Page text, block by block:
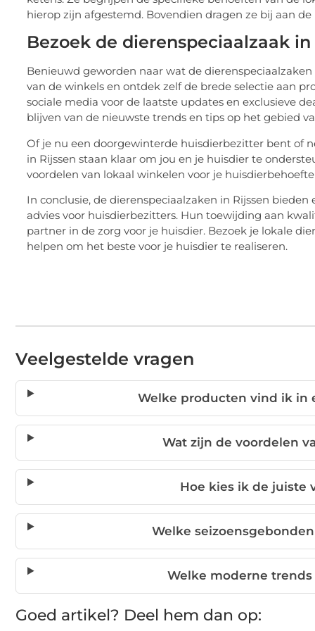
hierop zijn afgestemd. Bovendien dragen ze bij aan
Bezoek de dierenspeciaalzaak in
Benieuwd geworden naar wat de
van de winkels en ontdek zelf de brede selectie aan
sociale media voor de laatste updates en exclusieve
blijven van de nieuwste trends en tips op het gebied
Of je nu een doorgewinterde huisdierbezitter bent of
in Rijssen staan klaar om jou en je huisdier te
voordelen van lokaal winkelen voor je
In conclusie, de dierenspeciaalzaken in Rijssen
advies voor huisdierbezitters. Hun toewijding aan
partner in de zorg voor je huisdier. Bezoek je lokale
helpen om het beste voor je huisdier te realiseren.
Veelgestelde vragen
Welke producten vind ik in
Wat zijn de voordelen
Hoe kies ik de juiste
Welke
Welke moderne
Goed artikel? Deel hem dan op: